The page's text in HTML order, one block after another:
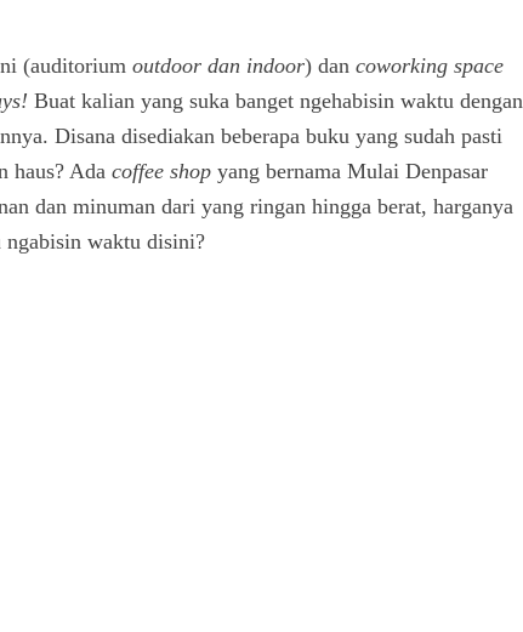
(auditorium outdoor dan indoor) dan coworking space
Buat kalian yang suka banget ngehabisin waktu dengan
Disana disediakan beberapa buku yang sudah pasti
haus? Ada coffee shop yang bernama Mulai Denpasar
dan minuman dari yang ringan hingga berat, harganya
ngabisin waktu disini?